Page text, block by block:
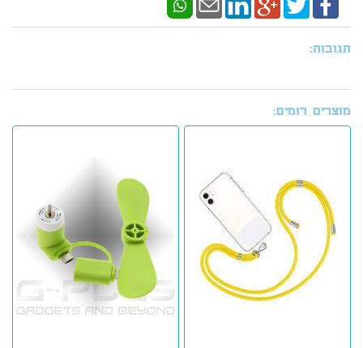
תגובות:
מוצרים דומים: